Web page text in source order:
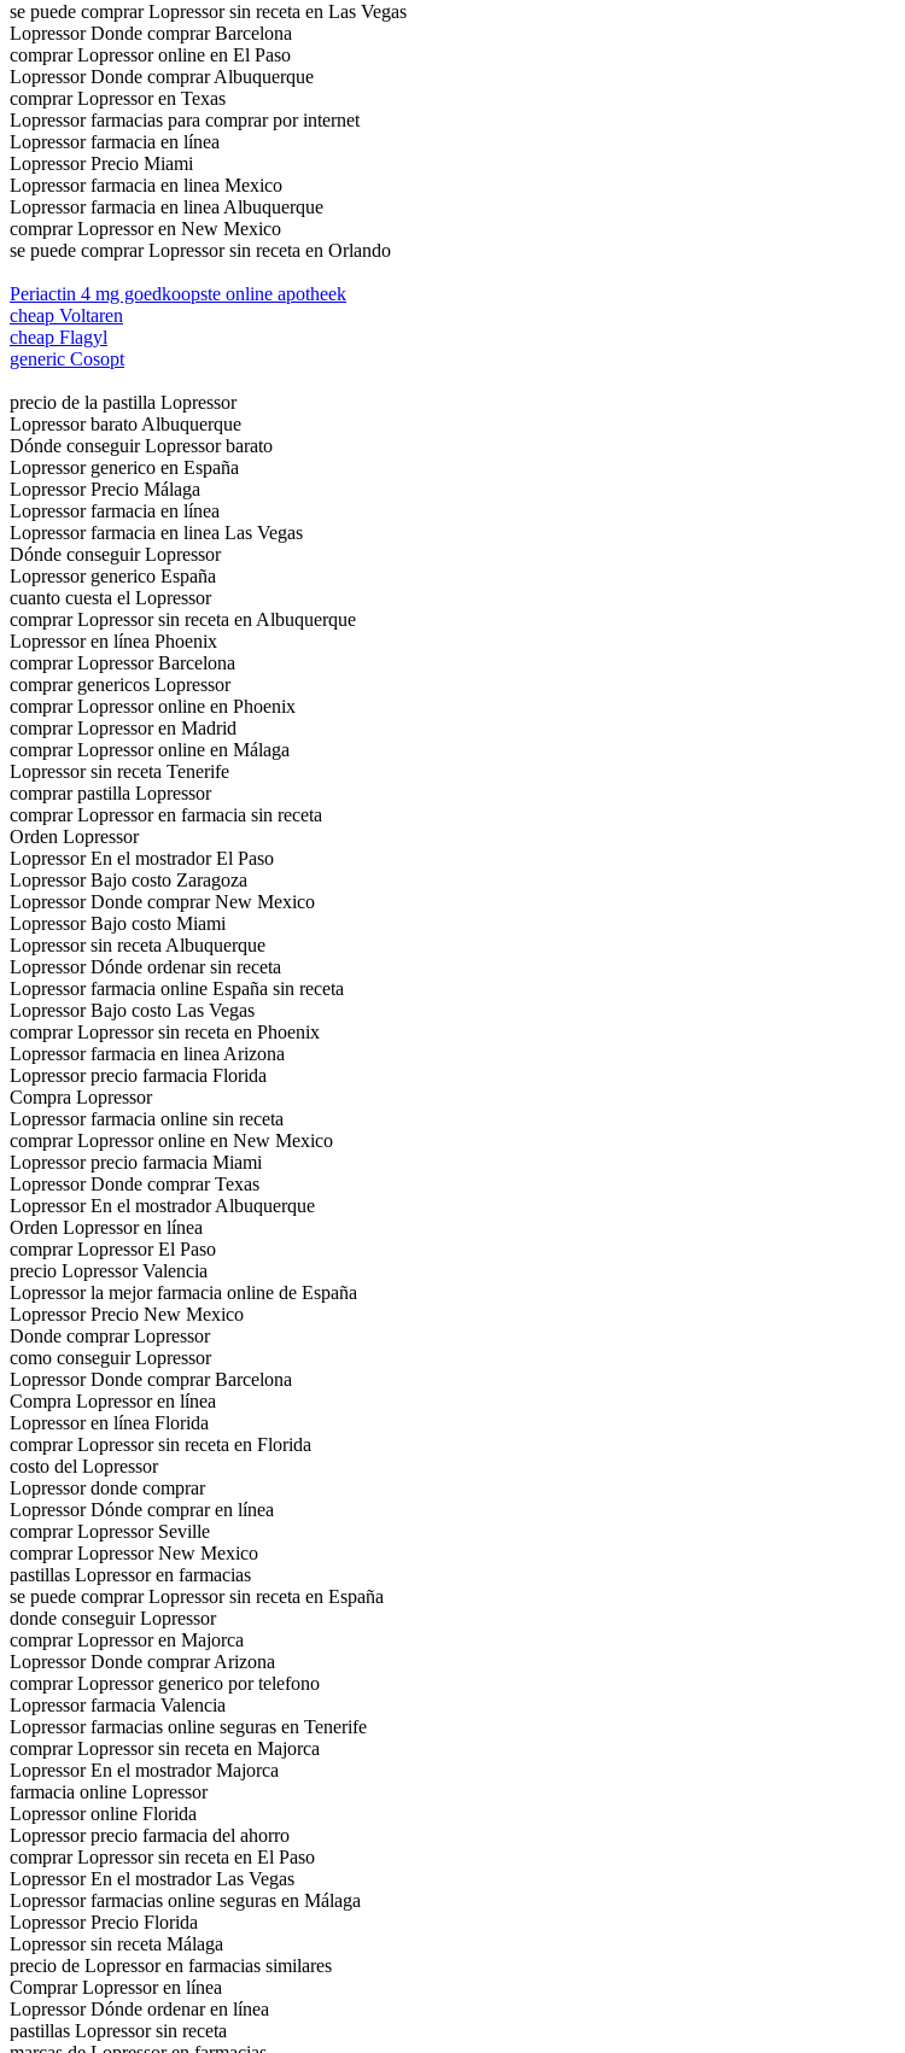
se puede comprar Lopressor sin receta en Las Vegas
Lopressor Donde comprar Barcelona
comprar Lopressor online en El Paso
Lopressor Donde comprar Albuquerque
comprar Lopressor en Texas
Lopressor farmacias para comprar por internet
Lopressor farmacia en línea
Lopressor Precio Miami
Lopressor farmacia en linea Mexico
Lopressor farmacia en linea Albuquerque
comprar Lopressor en New Mexico
se puede comprar Lopressor sin receta en Orlando
Periactin 4 mg goedkoopste online apotheek
cheap Voltaren
cheap Flagyl
generic Cosopt
precio de la pastilla Lopressor
Lopressor barato Albuquerque
Dónde conseguir Lopressor barato
Lopressor generico en España
Lopressor Precio Málaga
Lopressor farmacia en línea
Lopressor farmacia en linea Las Vegas
Dónde conseguir Lopressor
Lopressor generico España
cuanto cuesta el Lopressor
comprar Lopressor sin receta en Albuquerque
Lopressor en línea Phoenix
comprar Lopressor Barcelona
comprar genericos Lopressor
comprar Lopressor online en Phoenix
comprar Lopressor en Madrid
comprar Lopressor online en Málaga
Lopressor sin receta Tenerife
comprar pastilla Lopressor
comprar Lopressor en farmacia sin receta
Orden Lopressor
Lopressor En el mostrador El Paso
Lopressor Bajo costo Zaragoza
Lopressor Donde comprar New Mexico
Lopressor Bajo costo Miami
Lopressor sin receta Albuquerque
Lopressor Dónde ordenar sin receta
Lopressor farmacia online España sin receta
Lopressor Bajo costo Las Vegas
comprar Lopressor sin receta en Phoenix
Lopressor farmacia en linea Arizona
Lopressor precio farmacia Florida
Compra Lopressor
Lopressor farmacia online sin receta
comprar Lopressor online en New Mexico
Lopressor precio farmacia Miami
Lopressor Donde comprar Texas
Lopressor En el mostrador Albuquerque
Orden Lopressor en línea
comprar Lopressor El Paso
precio Lopressor Valencia
Lopressor la mejor farmacia online de España
Lopressor Precio New Mexico
Donde comprar Lopressor
como conseguir Lopressor
Lopressor Donde comprar Barcelona
Compra Lopressor en línea
Lopressor en línea Florida
comprar Lopressor sin receta en Florida
costo del Lopressor
Lopressor donde comprar
Lopressor Dónde comprar en línea
comprar Lopressor Seville
comprar Lopressor New Mexico
pastillas Lopressor en farmacias
se puede comprar Lopressor sin receta en España
donde conseguir Lopressor
comprar Lopressor en Majorca
Lopressor Donde comprar Arizona
comprar Lopressor generico por telefono
Lopressor farmacia Valencia
Lopressor farmacias online seguras en Tenerife
comprar Lopressor sin receta en Majorca
Lopressor En el mostrador Majorca
farmacia online Lopressor
Lopressor online Florida
Lopressor precio farmacia del ahorro
comprar Lopressor sin receta en El Paso
Lopressor En el mostrador Las Vegas
Lopressor farmacias online seguras en Málaga
Lopressor Precio Florida
Lopressor sin receta Málaga
precio de Lopressor en farmacias similares
Comprar Lopressor en línea
Lopressor Dónde ordenar en línea
pastillas Lopressor sin receta